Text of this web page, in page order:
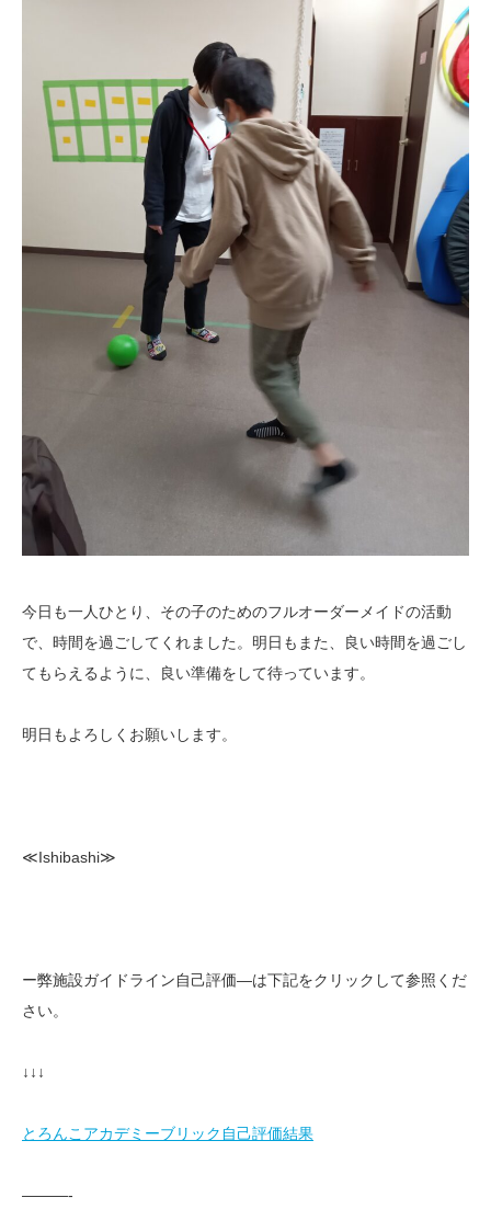
今日も一人ひとり、その子のためのフルオーダーメイドの活動
で、時間を過ごしてくれました。明日もまた、良い時間を過ごし
てもらえるように、良い準備をして待っています。
明日もよろしくお願いします。
≪Ishibashi≫
ー弊施設ガイドライン自己評価—は下記をクリックして参照くだ
さい。
↓↓↓
とろんこアカデミーブリック自己評価結果
———-